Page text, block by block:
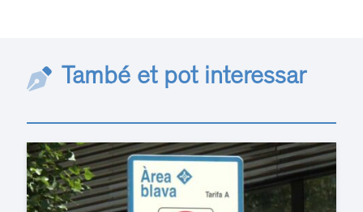
També et pot interessar